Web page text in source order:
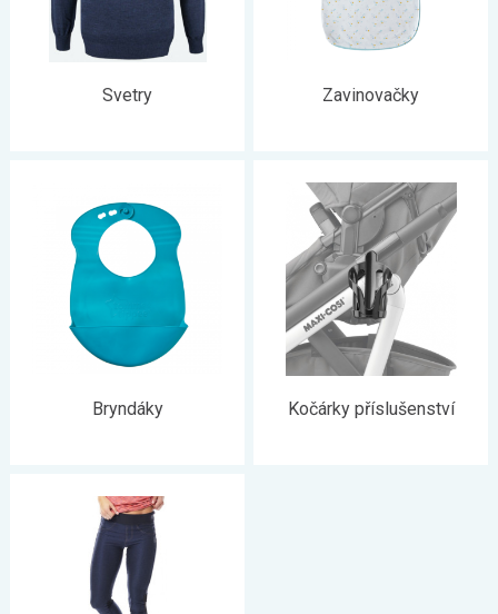
Svetry Zavinovačky
Bryndáky Kočárky příslušenství